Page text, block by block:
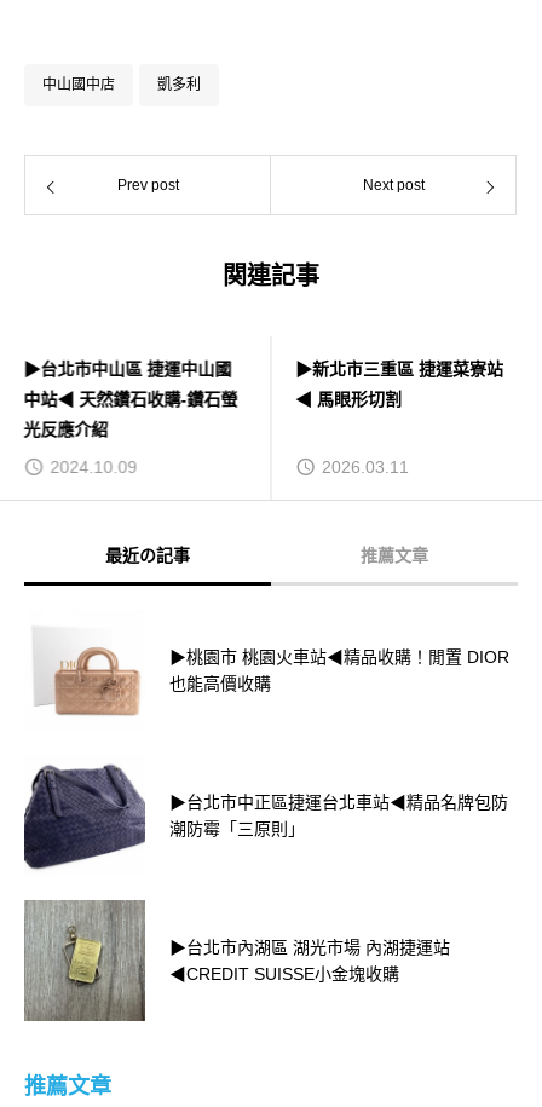
中山國中店 凱多利
Prev post Next post
関連記事
▶台北市中山區 捷運中山國
中站◀ 天然鑽石收購-鑽石螢
光反應介紹
2024.10.09
▶新北市三重區 捷運菜寮站
◀ 馬眼形切割
2026.03.11
最近の記事 推薦文章
▶桃園市 桃園火車站◀精品收購！閒置 DIOR
也能高價收購
▶台北市中正區捷運台北車站◀精品名牌包防
潮防霉「三原則」
▶台北市內湖區 湖光市場 內湖捷運站
◀CREDIT SUISSE小金塊收購
推薦文章